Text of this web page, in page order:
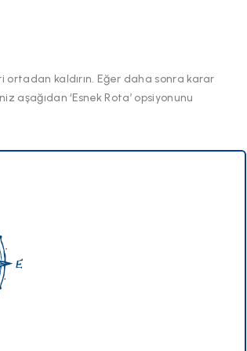
kaldırın. Eğer daha sonra karar
‘Esnek Rota’ opsiyonunu